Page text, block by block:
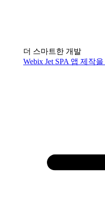
더 스마트한 개발
Webix Jet SPA 앱 제작